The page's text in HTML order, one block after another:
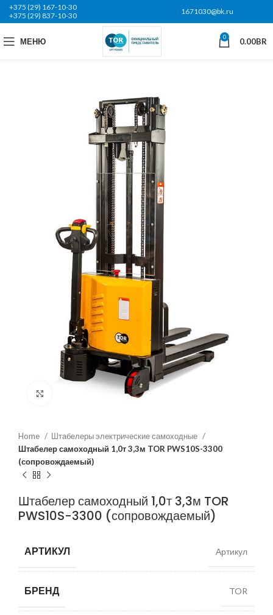
+375 (29) 167-10-30
+375 (29) 837-10-30
1671030@bk.ru
МЕНЮ 0 0.00BR
Нажмите, чтобы увеличить
Home
Штабелеры электрические самоходные
Штабелер самоходный 1,0т 3,3м TOR PWS10S-3300
(сопровождаемый)
Штабелер самоходный 1,0т 3,3м TOR
PWS10S-3300 (сопровождаемый)
АРТИКУЛ Артикул
БРЕНД TOR